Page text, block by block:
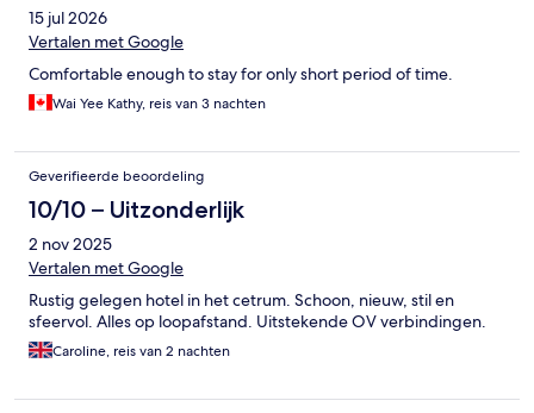
15 jul 2026
Vertalen met Google
Comfortable enough to stay for only short period of time.
Wai Yee Kathy, reis van 3 nachten
Geverifieerde beoordeling
10/10 – Uitzonderlijk
2 nov 2025
Vertalen met Google
Rustig gelegen hotel in het cetrum. Schoon, nieuw, stil en
sfeervol. Alles op loopafstand. Uitstekende OV verbindingen.
Caroline, reis van 2 nachten